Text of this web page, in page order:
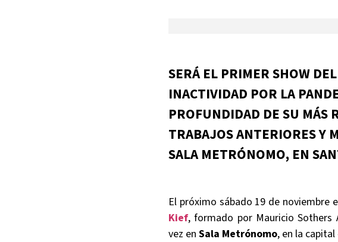
SERÁ EL PRIMER SHOW
INACTIVIDAD POR LA
PROFUNDIDAD DE SU MÁS
TRABAJOS ANTERIORES Y
SALA METRÓNOMO, EN
El próximo sábado 19 de noviembre
Kief, formado por Mauricio Sothers
vez en Sala Metrónomo, en la